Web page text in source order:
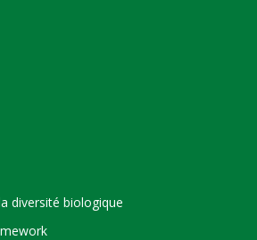
diversité biologique